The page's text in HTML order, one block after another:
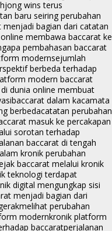
wins terus
baru seiring perubahan
menjadi bagian dari catatan
membawa baccarat ke
pembahasan baccarat
modernsejumlah
berbeda terhadap
modern baccarat
dunia online membuat
baccarat dalam kacamata
berbedacatatan perubahan
masuk ke percakapan
sorotan terhadap
baccarat di tengah
kronik perubahan
baccarat melalui kronik
teknologi terdapat
digital mengungkap sisi
menjadi bagian dari
melihat perubahan
modernkronik platform
baccaratperjalanan